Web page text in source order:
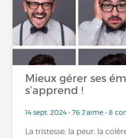
Mieux gérer ses
s’apprend !
14 sept. 2024 • 76 J'aime • 8
La tristesse, la peur, la